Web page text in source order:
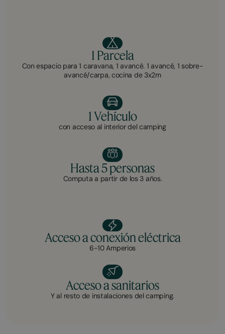
1 Parcela
Con espacio para 1 caravana, 1 avancé. 1 avancé, 1 sobre-
avancé/carpa, cocina de 3x2m
1 Vehículo
con acceso al interior del camping
Hasta 5 personas
Computa a partir de los 3 años.
Acceso a conexión eléctrica
6-10 Amperios
Acceso a sanitarios
Y al resto de instalaciones del camping.